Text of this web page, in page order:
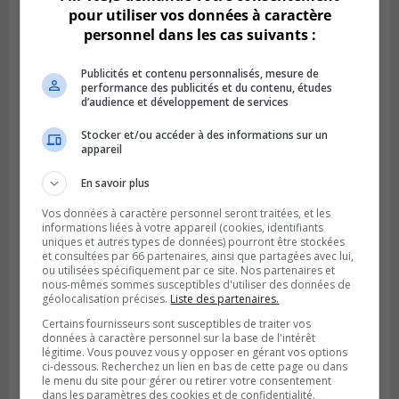
LA PRAIRIE
Le mur du rempart de La Prairie retrouve
sa jeunesse
pour utiliser vos données à caractère
personnel dans les cas suivants :
Publicités et contenu personnalisés, mesure de
performance des publicités et du contenu, études
d’audience et développement de services
Stocker et/ou accéder à des informations sur un
appareil
En savoir plus
Vos données à caractère personnel seront traitées, et les
informations liées à votre appareil (cookies, identifiants
uniques et autres types de données) pourront être stockées
et consultées par 66 partenaires, ainsi que partagées avec lui,
ou utilisées spécifiquement par ce site. Nos partenaires et
nous-mêmes sommes susceptibles d'utiliser des données de
géolocalisation précises. Liste des partenaires.
Certains fournisseurs sont susceptibles de traiter vos
données à caractère personnel sur la base de l'intérêt
légitime. Vous pouvez vous y opposer en gérant vos options
ci-dessous. Recherchez un lien en bas de cette page ou dans
le menu du site pour gérer ou retirer votre consentement
dans les paramètres des cookies et de confidentialité.